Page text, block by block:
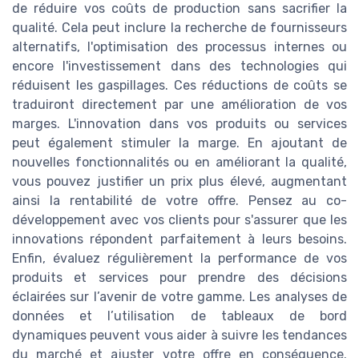
de réduire vos coûts de production sans sacrifier la
qualité. Cela peut inclure la recherche de fournisseurs
alternatifs, l'optimisation des processus internes ou
encore l'investissement dans des technologies qui
réduisent les gaspillages. Ces réductions de coûts se
traduiront directement par une amélioration de vos
marges. L'innovation dans vos produits ou services
peut également stimuler la marge. En ajoutant de
nouvelles fonctionnalités ou en améliorant la qualité,
vous pouvez justifier un prix plus élevé, augmentant
ainsi la rentabilité de votre offre. Pensez au co-
développement avec vos clients pour s'assurer que les
innovations répondent parfaitement à leurs besoins.
Enfin, évaluez régulièrement la performance de vos
produits et services pour prendre des décisions
éclairées sur l’avenir de votre gamme. Les analyses de
données et l’utilisation de tableaux de bord
dynamiques peuvent vous aider à suivre les tendances
du marché et ajuster votre offre en conséquence.